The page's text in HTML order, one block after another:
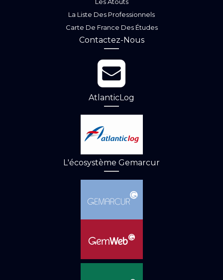
La Liste Des Professionnels
Carte De France Des Études
Contactez-Nous
AtlanticLog
L'écosystème Gemarcur